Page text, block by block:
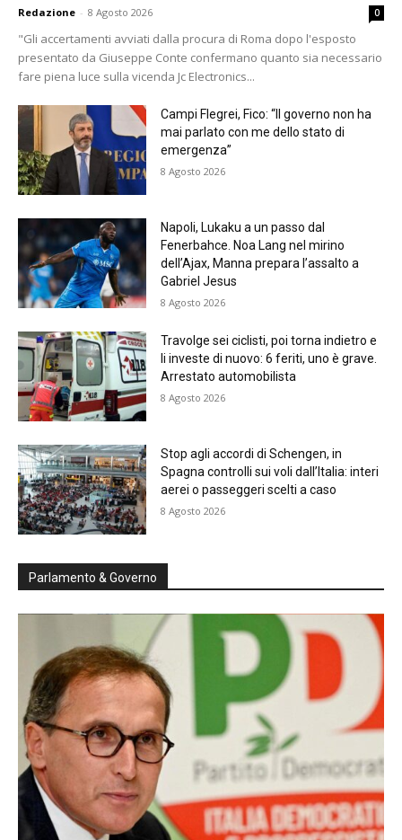
Redazione - 8 Agosto 2026 0
"Gli accertamenti avviati dalla procura di Roma dopo l'esposto
presentato da Giuseppe Conte confermano quanto sia necessario
fare piena luce sulla vicenda Jc Electronics...
Campi Flegrei, Fico: “Il governo non ha
mai parlato con me dello stato di
emergenza”
8 Agosto 2026
Napoli, Lukaku a un passo dal
Fenerbahce. Noa Lang nel mirino
dell’Ajax, Manna prepara l’assalto a
Gabriel Jesus
8 Agosto 2026
Travolge sei ciclisti, poi torna indietro e
li investe di nuovo: 6 feriti, uno è grave.
Arrestato automobilista
8 Agosto 2026
Stop agli accordi di Schengen, in
Spagna controlli sui voli dall’Italia: interi
aerei o passeggeri scelti a caso
8 Agosto 2026
Parlamento & Governo